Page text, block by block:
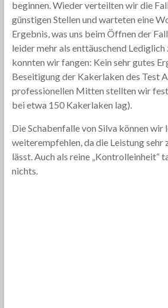
beginnen. Wieder verteilten wir die
günstigen Stellen und warteten eine
Ergebnis, was uns beim Öffnen der
leider mehr als enttäuschend Lediglich
konnten wir fangen: Kein sehr gutes
Beseitigung der Kakerlaken des Test
professionellen Mitten stellten wir
bei etwa 150 Kakerlaken lag).
Die Schabenfalle von Silva können wir
weiterempfehlen, da die Leistung sehr
lässt. Auch als reine „Kontrolleinheit“
nichts.